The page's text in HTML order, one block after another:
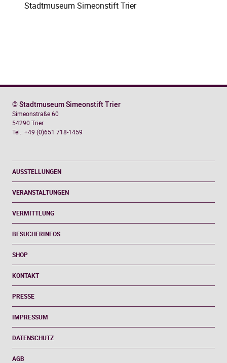
Stadtmuseum Simeonstift Trier
AUSSTELLUNGEN
VERANSTALTUNGEN
VERMITTLUNG
BESUCHERINFOS
SHOP
KONTAKT
PRESSE
IMPRESSUM
DATENSCHUTZ
AGB
© Stadtmuseum Simeonstift Trier
Simeonstraße 60
54290 Trier
Tel.: +49 (0)651 718-1459